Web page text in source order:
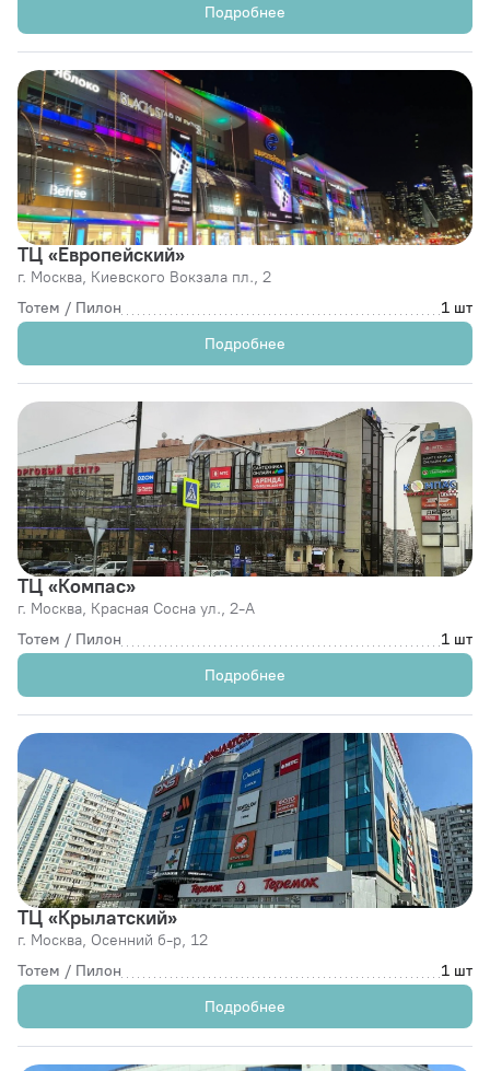
Подробнее
ТЦ «Европейский»
г. Москва, Киевского Вокзала пл., 2
Тотем / Пилон
1 шт
Подробнее
ТЦ «Компас»
г. Москва, Красная Сосна ул., 2-А
Тотем / Пилон
1 шт
Подробнее
ТЦ «Крылатский»
г. Москва, Осенний б-р, 12
Тотем / Пилон
1 шт
Подробнее